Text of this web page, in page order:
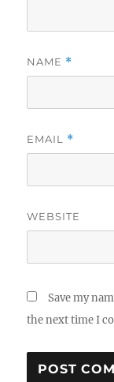
NAME *
EMAIL *
WEBSITE
Save my
the next time I